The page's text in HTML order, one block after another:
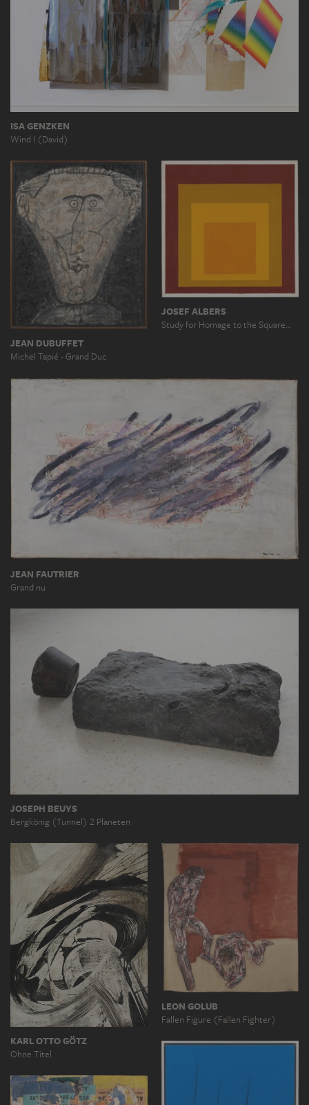
ISA GENZKEN
Wind I (David)
JEAN DUBUFFET
Michel Tapié - Grand Duc
JEAN FAUTRIER
Grand nu
JOSEF ALBERS
Study for Homage to the Square…
JOSEPH BEUYS
Bergkönig (Tunnel) 2 Planeten
KARL OTTO GÖTZ
Ohne Titel
LEON GOLUB
Fallen Figure (Fallen Fighter)